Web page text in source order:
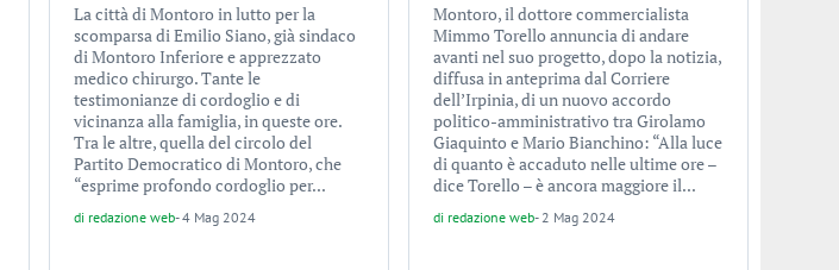
La città di Montoro in lutto per la
scomparsa di Emilio Siano, già sindaco
di Montoro Inferiore e apprezzato
medico chirurgo. Tante le
testimonianze di cordoglio e di
vicinanza alla famiglia, in queste ore.
Tra le altre, quella del circolo del
Partito Democratico di Montoro, che
“esprime profondo cordoglio per...
di redazione web-4 Mag 2024
Montoro, il dottore commercialista
Mimmo Torello annuncia di andare
avanti nel suo progetto, dopo la notizia,
diffusa in anteprima dal Corriere
dell’Irpinia, di un nuovo accordo
politico-amministrativo tra Girolamo
Giaquinto e Mario Bianchino: “Alla luce
di quanto è accaduto nelle ultime ore –
dice Torello – è ancora maggiore il...
di redazione web- 2 Mag 2024